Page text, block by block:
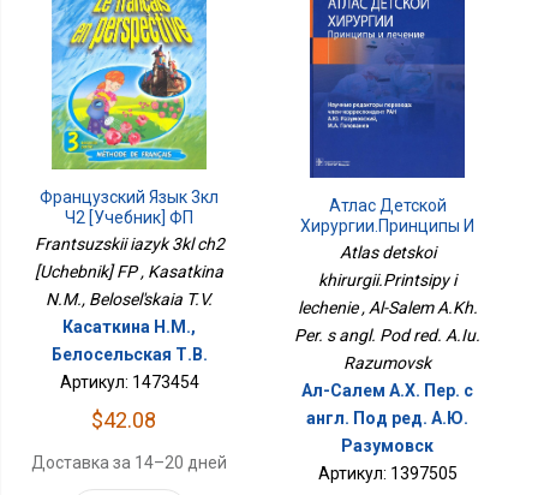
Французский Язык 3кл
Ч2 [Учебник] ФП
Frantsuzskii iazyk 3kl ch2
[Uchebnik] FP , Kasatkina
N.M., Belosel'skaia T.V.
Касаткина Н.М.,
Белосельская Т.В.
Артикул: 1473454
$42.08
Доставка за 14–20 дней
Атлас Детской
Хирургии.Принципы И
Лечение
Atlas detskoi
khirurgii.Printsipy i
lechenie , Al-Salem A.Kh.
Per. s angl. Pod red. A.Iu.
Razumovsk
Ал-Салем А.Х. Пер. с
англ. Под ред. А.Ю.
Разумовск
Артикул: 1397505